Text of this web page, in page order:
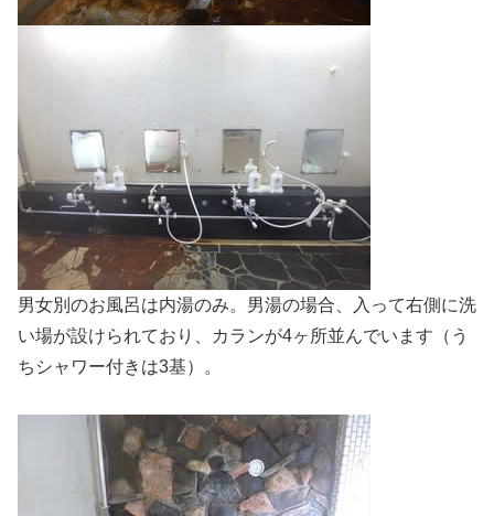
男女別のお風呂は内湯のみ。男湯の場合、入って右側に洗
い場が設けられており、カランが4ヶ所並んでいます（う
ちシャワー付きは3基）。